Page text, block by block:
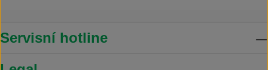
Servisní hotline